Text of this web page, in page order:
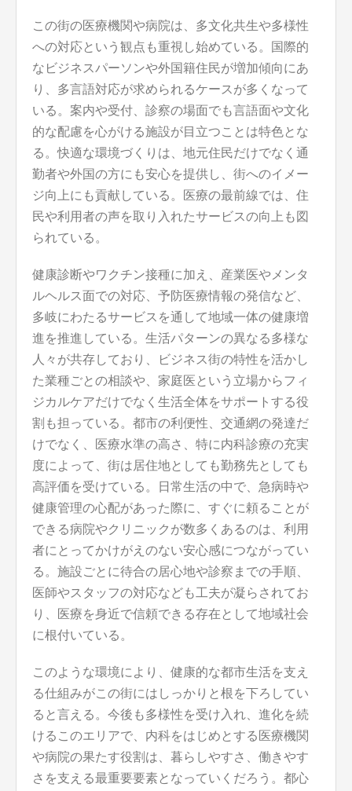
この街の医療機関や病院は、多文化共生や多様性
への対応という観点も重視し始めている。国際的
なビジネスパーソンや外国籍住民が増加傾向にあ
り、多言語対応が求められるケースが多くなって
いる。案内や受付、診察の場面でも言語面や文化
的な配慮を心がける施設が目立つことは特色とな
る。快適な環境づくりは、地元住民だけでなく通
勤者や外国の方にも安心を提供し、街へのイメー
ジ向上にも貢献している。医療の最前線では、住
民や利用者の声を取り入れたサービスの向上も図
られている。
健康診断やワクチン接種に加え、産業医やメンタ
ルヘルス面での対応、予防医療情報の発信など、
多岐にわたるサービスを通して地域一体の健康増
進を推進している。生活パターンの異なる多様な
人々が共存しており、ビジネス街の特性を活かし
た業種ごとの相談や、家庭医という立場からフィ
ジカルケアだけでなく生活全体をサポートする役
割も担っている。都市の利便性、交通網の発達だ
けでなく、医療水準の高さ、特に内科診療の充実
度によって、街は居住地としても勤務先としても
高評価を受けている。日常生活の中で、急病時や
健康管理の心配があった際に、すぐに頼ることが
できる病院やクリニックが数多くあるのは、利用
者にとってかけがえのない安心感につながってい
る。施設ごとに待合の居心地や診察までの手順、
医師やスタッフの対応なども工夫が凝らされてお
り、医療を身近で信頼できる存在として地域社会
に根付いている。
このような環境により、健康的な都市生活を支え
る仕組みがこの街にはしっかりと根を下ろしてい
ると言える。今後も多様性を受け入れ、進化を続
けるこのエリアで、内科をはじめとする医療機関
や病院の果たす役割は、暮らしやすさ、働きやす
さを支える最重要要素となっていくだろう。都心